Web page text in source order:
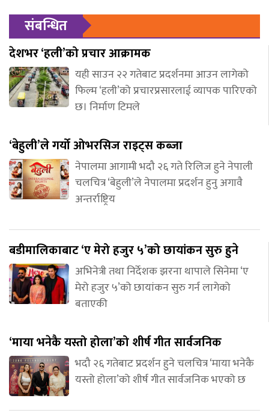
संबन्धित
देशभर ‘हली’को प्रचार आक्रामक
यही साउन २२ गतेबाट प्रदर्शनमा आउन लागेको
फिल्म ‘हली’को प्रचारप्रसारलाई व्यापक पारिएको
छ। निर्माण टिमले
‘बेहुली’ले गर्यो ओभरसिज राइट्स कब्जा
नेपालमा आगामी भदौ २६ गते रिलिज हुने नेपाली
चलचित्र ‘बेहुली’ले नेपालमा प्रदर्शन हुनु अगावै
अन्तर्राष्ट्रिय
बडीमालिकाबाट ‘ए मेरो हजुर ५’को छायांकन सुरु हुने
अभिनेत्री तथा निर्देशक झरना थापाले सिनेमा ‘ए
मेरो हजुर ५’को छायांकन सुरु गर्न लागेको
बताएकी
‘माया भनेकै यस्तो होला’को शीर्ष गीत सार्वजनिक
भदौ २६ गतेबाट प्रदर्शन हुने चलचित्र ‘माया भनेकै
यस्तो होला’को शीर्ष गीत सार्वजनिक भएको छ